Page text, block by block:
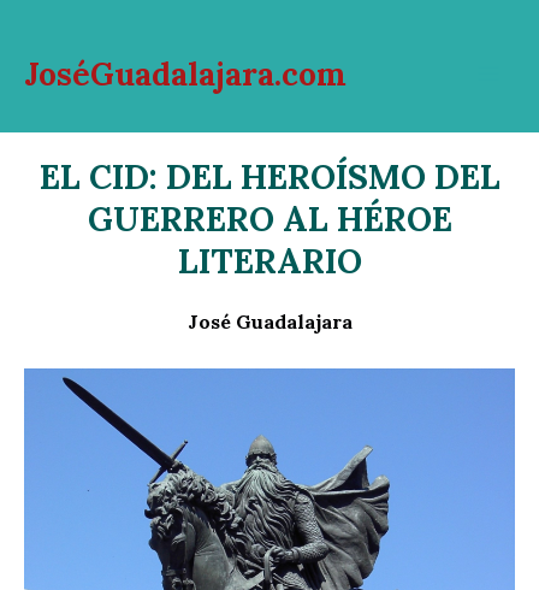
contenido
JoséGuadalajara.com
EL CID: DEL HEROÍSMO DEL
GUERRERO AL HÉROE
LITERARIO
José Guadalajara